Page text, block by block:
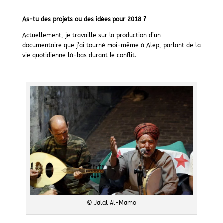
As-tu des projets ou des idées pour 2018 ?
Actuellement, je travaille sur la production d’un
documentaire que j’ai tourné moi-même à Alep, parlant de la
vie quotidienne là-bas durant le conflit.
© Jalal Al-Mamo